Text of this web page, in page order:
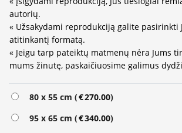
autorių.
« Užsakydami reprodukciją galite pasirinkti
atitinkantį formatą.
« Jeigu tarp pateiktų matmenų nėra Jums
mums žinutę, paskaičiuosime galimus
80 x 55 cm (€270.00)
95 x 65 cm (€340.00)